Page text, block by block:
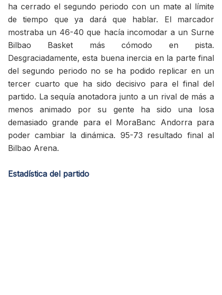
ha cerrado el segundo periodo con un mate al límite
de tiempo que ya dará que hablar. El marcador
mostraba un 46-40 que hacía incomodar a un Surne
Bilbao Basket más cómodo en pista.
Desgraciadamente, esta buena inercia en la parte final
del segundo periodo no se ha podido replicar en un
tercer cuarto que ha sido decisivo para el final del
partido. La sequía anotadora junto a un rival de más a
menos animado por su gente ha sido una losa
demasiado grande para el MoraBanc Andorra para
poder cambiar la dinámica. 95-73 resultado final al
Bilbao Arena.
Estadística del partido